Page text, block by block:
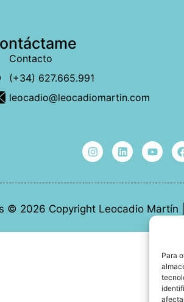
Para
Contacto
(+34) 627.665.991
leocadio@leocadiomartin.com
© 2026 Copyright Leocadio Martín